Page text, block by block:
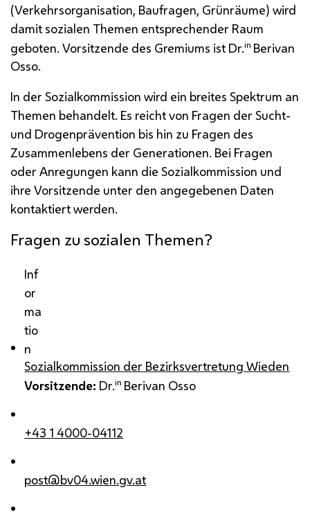
(Verkehrsorganisation, Baufragen, Grünräume) wird
damit sozialen Themen entsprechender Raum
geboten. Vorsitzende des Gremiums ist Dr.in Berivan
Osso.
In der Sozialkommission wird ein breites Spektrum an
Themen behandelt. Es reicht von Fragen der Sucht-
und Drogenprävention bis hin zu Fragen des
Zusammenlebens der Generationen. Bei Fragen
oder Anregungen kann die Sozialkommission und
ihre Vorsitzende unter den angegebenen Daten
kontaktiert werden.
Fragen zu sozialen Themen?
Inf
or
ma
tio
n
Sozialkommission der Bezirksvertretung Wieden
Vorsitzende: Dr.in Berivan Osso
+43 1 4000-04112
post@bv04.wien.gv.at